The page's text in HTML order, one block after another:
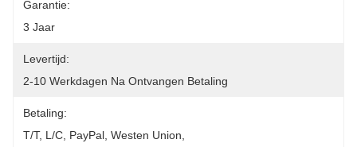
Garantie:
3 Jaar
Levertijd:
2-10 Werkdagen Na Ontvangen Betaling
Betaling:
T/T, L/C, PayPal, Westen Union,